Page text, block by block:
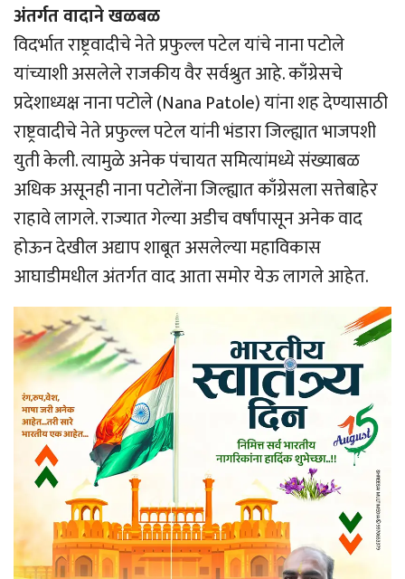
अंतर्गत वादाने खळबळ
विदर्भात राष्ट्रवादीचे नेते प्रफुल्ल पटेल यांचे नाना पटोले
यांच्याशी असलेले राजकीय वैर सर्वश्रुत आहे. काँग्रेसचे
प्रदेशाध्यक्ष नाना पटोले (Nana Patole) यांना शह देण्यासाठी
राष्ट्रवादीचे नेते प्रफुल्ल पटेल यांनी भंडारा जिल्ह्यात भाजपशी
युती केली. त्यामुळे अनेक पंचायत समित्यांमध्ये संख्याबळ
अधिक असूनही नाना पटोलेंना जिल्ह्यात काँग्रेसला सत्तेबाहेर
राहावे लागले. राज्यात गेल्या अडीच वर्षांपासून अनेक वाद
होऊन देखील अद्याप शाबूत असलेल्या महाविकास
आघाडीमधील अंतर्गत वाद आता समोर येऊ लागले आहेत.